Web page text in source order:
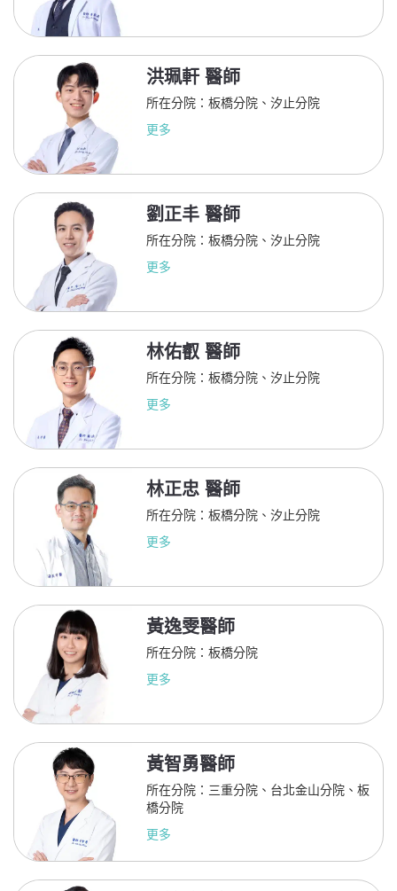
洪珮軒 醫師
所在分院：板橋分院、汐止分院
更多
劉正丰 醫師
所在分院：板橋分院、汐止分院
更多
林佑叡 醫師
所在分院：板橋分院、汐止分院
更多
林正忠 醫師
所在分院：板橋分院、汐止分院
更多
黃逸雯醫師
所在分院：板橋分院
更多
黃智勇醫師
所在分院：三重分院、台北金山分院、板
橋分院
更多